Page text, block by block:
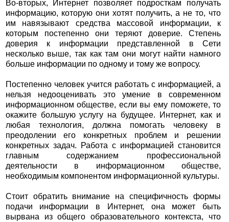
Во-вторых, Интернет позволяет подросткам получать
информацию, которую они хотят получить, а не то, что
им навязывают средства массовой информации, к
которым постепенно они теряют доверие. Степень
доверия к информации представленной в Сети
несколько выше, так как там они могут найти намного
больше информации по одному и тому же вопросу.
Постепенно человек учится работать с информацией, а
нельзя недооценивать это умение в современном
информационном обществе, если вы ему поможете, то
окажите большую услугу на будущее. Интернет, как и
любая технология, должна помогать человеку в
преодолении его конкретных проблем и решении
конкретных задач. Работа с информацией становится
главным содержанием профессиональной
деятельности в информационном обществе,
необходимым компонентом информационной культуры.
Стоит обратить внимание на специфичность формы
подачи информации в Интернет, она может быть
вырвана из общего образовательного контекста, что